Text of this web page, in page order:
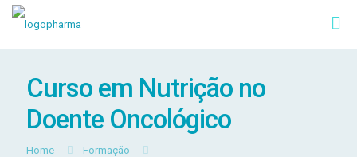
Curso em Nutrição no
Doente Oncológico
Home
Formação